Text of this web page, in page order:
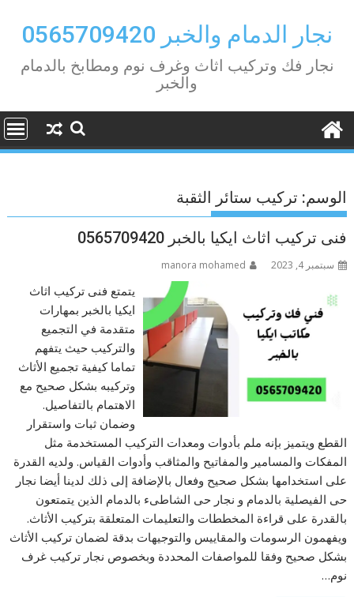
contentنجار الدمام والخبر 0565709420
نجار فك وتركيب اثاث وغرف نوم ومطابخ بالدمام
والخبر
الوسم: تركيب ستائر الثقبة
فنى تركيب اثاث ايكيا بالخبر 0565709420
سبتمبر 4, 2023 manora mohamed
يتمتع فنى تركيب اثاث
ايكيا بالخبر بمهارات
متقدمة في التجميع
والتركيب حيث يتفهم
تماما كيفية تجميع الأثاث
وتركيبه بشكل صحيح مع
الاهتمام بالتفاصيل.
وضمان ثبات واستقرار
القطع ويتميز بإنه ملم بأدوات ومعدات التركيب المستخدمة مثل
المفكات والمسامير والمفاتيح والمثاقب وأدوات القياس. ولديه القدرة
على استخدامها بشكل صحيح وفعال بالإضافة إلى ذلك لدينا أيضا نجار
حى الفيصلية بالدمام و نجار حى الشاطىء بالدمام الذين يتمتعون
بالقدرة على قراءة المخططات والتعليمات المتعلقة بتركيب الأثاث.
ويفهمون الرسومات والمقاييس والتوجيهات بدقة لضمان تركيب الأثاث
بشكل صحيح وفقا للمواصفات المحددة وبخصوص نجار تركيب غرف
نوم…